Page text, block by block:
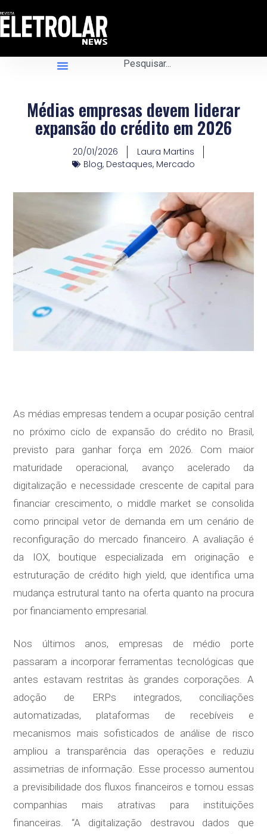
Médias empresas devem liderar
expansão do crédito em 2026
20/01/2026
Laura Martins
Blog, Destaques, Mercado
As médias empresas tendem a ocupar posição central
no próximo ciclo de expansão do crédito no Brasil,
previsto para ganhar força em 2026. Com maior
maturidade operacional, avanço acelerado da
digitalização e necessidade crescente de capital para
financiar crescimento, o middle market se consolida
como principal vetor de demanda em um cenário de
reconfiguração do mercado financeiro. A avaliação é
da IOX, boutique especializada em originação e
estruturação de crédito high yield, que identifica uma
mudança estrutural tanto na oferta quanto na procura
por financiamento empresarial.
Nos últimos anos, empresas de médio porte
passaram a incorporar ferramentas tecnológicas que
antes estavam restritas às grandes corporações. A
adoção de ERPs integrados, conciliações
automatizadas, plataformas de recebíveis e
mecanismos mais sofisticados de análise de risco
ampliou a transparência das operações e reduziu
assimetrias de informação. Esse processo aumentou
a previsibilidade dos fluxos financeiros e tornou essas
companhias mais atrativas para instituições
financeiras. “A digitalização destravou dados que